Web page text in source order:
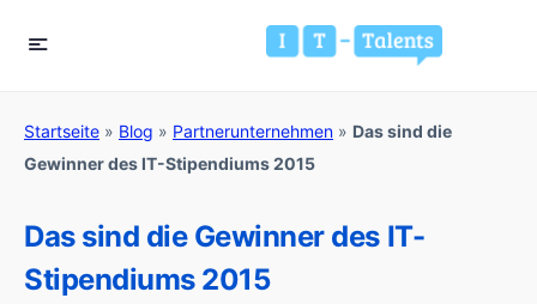
Startseite » Blog » Partnerunternehmen » Das sind die
Gewinner des IT-Stipendiums 2015
Das sind die Gewinner des IT-
Stipendiums 2015